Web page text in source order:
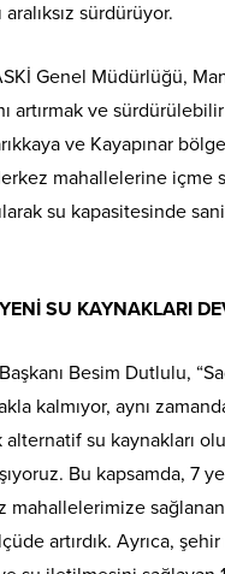
aralıksız sürdürüyor.
Genel Müdürlüğü,
artırmak ve
ve Kayapınar
mahallelerine içme
su kapasitesinde
SU KAYNAKLARI
Besim Dutlulu,
kalmıyor, aynı
alternatif su kaynakları
Bu kapsamda, 7
mahallelerimize
artırdık. Ayrıca,